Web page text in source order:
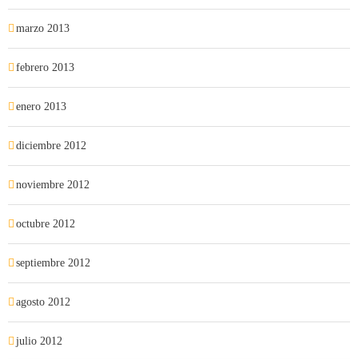
marzo 2013
febrero 2013
enero 2013
diciembre 2012
noviembre 2012
octubre 2012
septiembre 2012
agosto 2012
julio 2012